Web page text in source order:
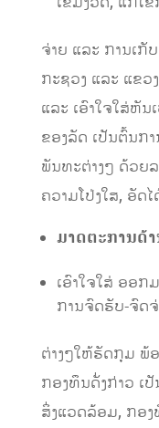
ຈ່າຍ ແລະ ການເກັ
ກະຊວງ ແລະ ແຂວ
ແລະ ​ເອົາ​ໃຈ​ໃສ່ຫັ
ຂອງລັດ ​ເປັນ​ຕົ້ນກ
ພັນທະ​ຕ່າງໆ ​ດ້ວຍ​
ຄວາມ​ໂປ່​ງ​ໃສ, ອັດ​
ມາດຕະການດ້
ເອົາໃຈໃສ່ ອອກ
ການຈົດຮັບ-ຈົດ
ຕ່າງໆໃຫ້ຮັດກຸມ ພ້
ກອງ​ທຶນ​ດັ່ງກ່າວ ເ
ສິ່ງແວດລ້ອມ, ກອ